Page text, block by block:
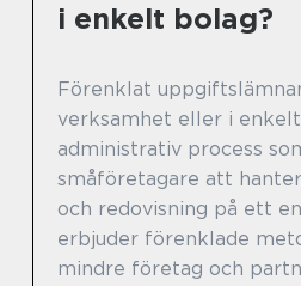
i enkelt bolag?
Förenklat
verksamhet eller i
administrativ process
småföretagare att
och redovisning på ett
erbjuder förenklade
mindre företag och